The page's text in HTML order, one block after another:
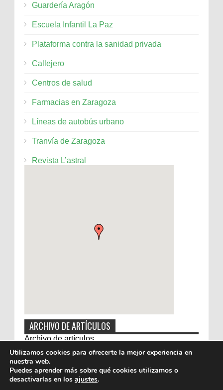
Guardería Aragón
Escuela Infantil La Paz
Plataforma contra la sanidad privada
Callejero
Centros de salud
Farmacias en Zaragoza
Líneas de autobús urbano
Tranvía de Zaragoza
Revista L’astral
ARCHIVO DE ARTÍCULOS
Archivo de artículos
Utilizamos cookies para ofrecerte la mejor experiencia en
nuestra web.
Puedes aprender más sobre qué cookies utilizamos o
desactivarlas en los ajustes.